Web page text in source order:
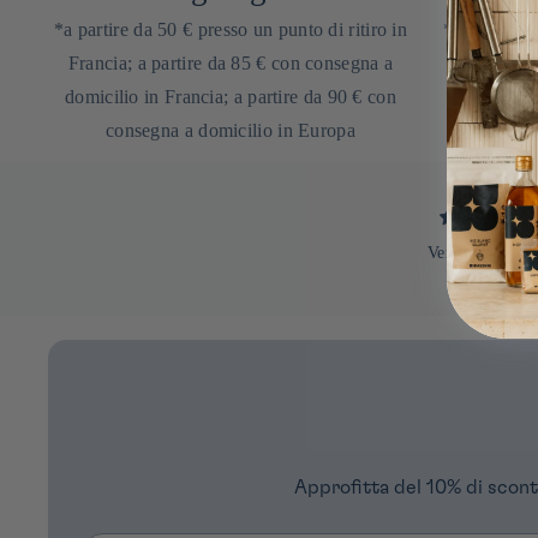
*a partire da 50 € presso un punto di ritiro in
Francia; a partire da 85 € con consegna a
domicilio in Francia; a partire da 90 € con
consegna a domicilio in Europa
*sul tuo
nostra
Verificato da
Approfitta del 10% di